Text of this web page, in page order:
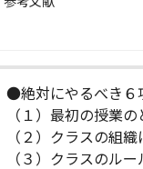
●絶対にやるべき６
（１）最初の授業
（２）クラスの組
（３）クラスのル